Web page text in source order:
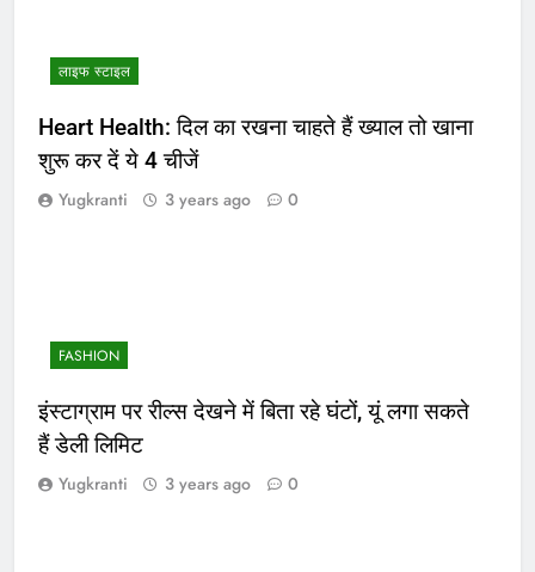
लाइफ स्टाइल
Heart Health: दिल का रखना चाहते हैं ख्याल तो खाना
शुरू कर दें ये 4 चीजें
Yugkranti 3 years ago 0
FASHION
इंस्टाग्राम पर रील्स देखने में बिता रहे घंटों, यूं लगा सकते
हैं डेली लिमिट
Yugkranti 3 years ago 0